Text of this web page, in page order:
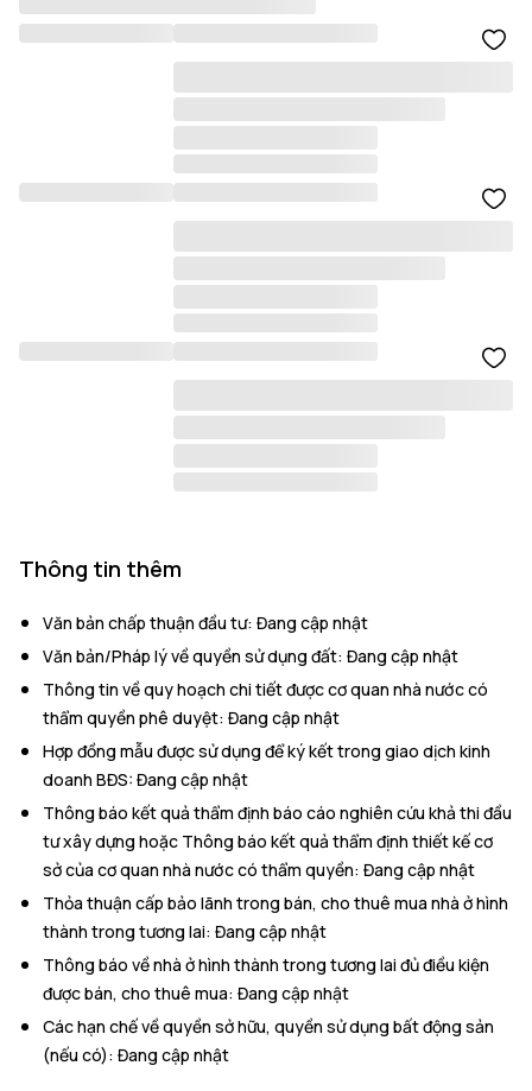
Thông tin thêm
Văn bản chấp thuận đầu tư: Đang cập nhật
Văn bản/Pháp lý về quyền sử dụng đất: Đang cập nhật
Thông tin về quy hoạch chi tiết được cơ quan nhà nước có
thẩm quyền phê duyệt: Đang cập nhật
Hợp đồng mẫu được sử dụng để ký kết trong giao dịch kinh
doanh BĐS: Đang cập nhật
Thông báo kết quả thẩm định báo cáo nghiên cứu khả thi đầu
tư xây dựng hoặc Thông báo kết quả thẩm định thiết kế cơ
sở của cơ quan nhà nước có thẩm quyền: Đang cập nhật
Thỏa thuận cấp bảo lãnh trong bán, cho thuê mua nhà ở hình
thành trong tương lai: Đang cập nhật
Thông báo về nhà ở hình thành trong tương lai đủ điều kiện
được bán, cho thuê mua: Đang cập nhật
Các hạn chế về quyền sở hữu, quyền sử dụng bất động sản
(nếu có): Đang cập nhật